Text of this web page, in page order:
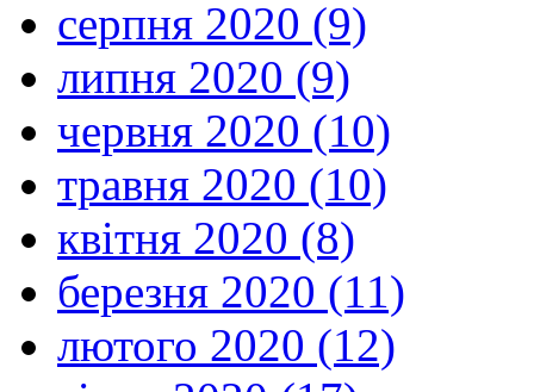
серпня 2020 (9)
липня 2020 (9)
червня 2020 (10)
травня 2020 (10)
квітня 2020 (8)
березня 2020 (11)
лютого 2020 (12)